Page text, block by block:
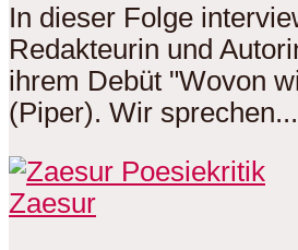
In dieser Folge
Redakteurin und
ihrem Debüt "Wovon
(Piper). Wir sprechen...
Zaesur